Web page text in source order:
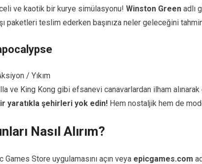
ve kaotik bir kurye simülasyonu! Winston Green adlı
paketleri teslim ederken başınıza neler geleceğini
/ Yıkım
ve King Kong gibi efsanevi canavarlardan ilham
yaratıkla şehirleri yok edin! Hem nostaljik hem de
Nasıl Alırım?
Games Store uygulamasını açın veya epicgames.com